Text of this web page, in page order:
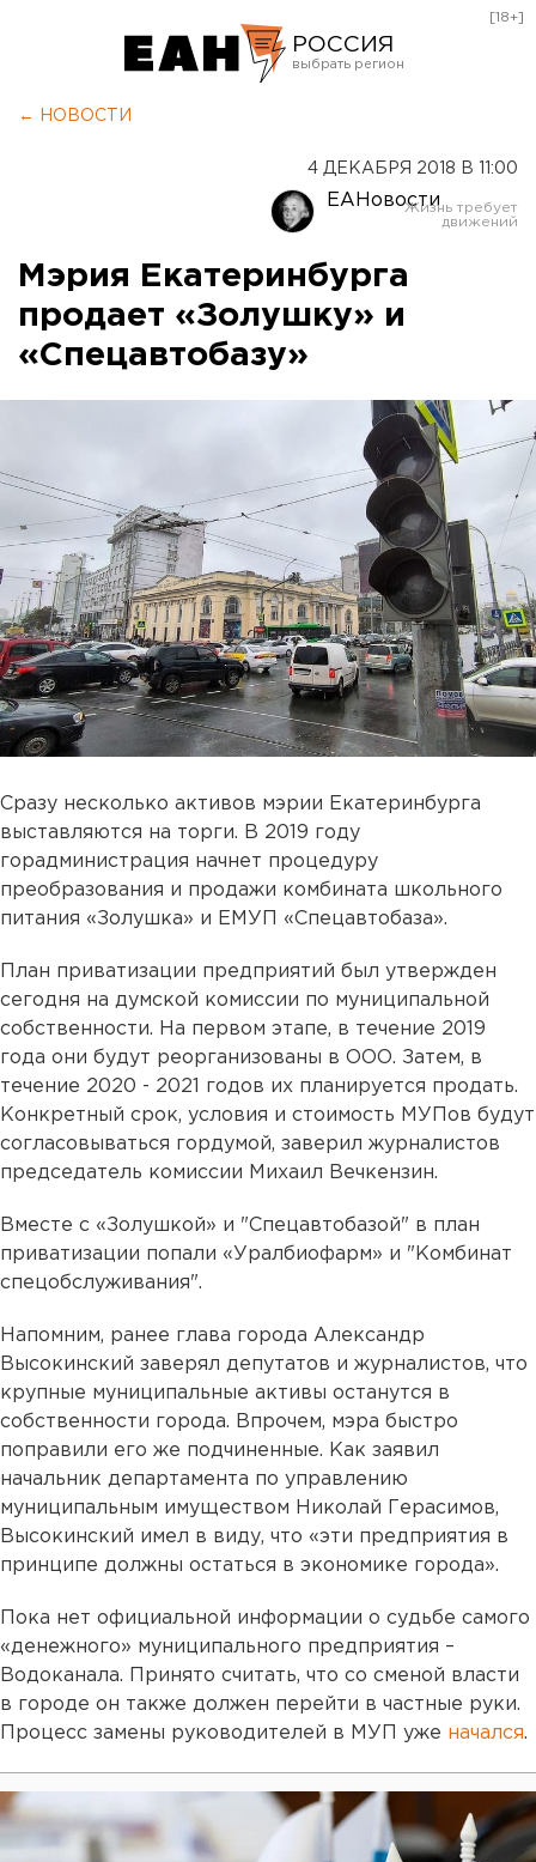
РОССИЯ
Оренбург
[18+]
← НОВОСТИ
4 ДЕКАБРЯ 2018 В 11:00
ЕАНовости
Мэрия Екатеринбурга
продает «Золушку» и
«Спецавтобазу»
Сразу несколько активов мэрии Екатеринбурга
выставляются на торги. В 2019 году
горадминистрация начнет процедуру
преобразования и продажи комбината школьного
питания «Золушка» и ЕМУП «Спецавтобаза».
План приватизации предприятий был утвержден
сегодня на думской комиссии по муниципальной
собственности. На первом этапе, в течение 2019
года они будут реорганизованы в ООО. Затем, в
течение 2020 - 2021 годов их планируется продать.
Конкретный срок, условия и стоимость МУПов будут
согласовываться гордумой, заверил журналистов
председатель комиссии Михаил Вечкензин.
Вместе с «Золушкой» и "Спецавтобазой" в план
приватизации попали «Уралбиофарм» и "Комбинат
спецобслуживания".
Напомним, ранее глава города Александр
Высокинский заверял депутатов и журналистов, что
крупные муниципальные активы останутся в
собственности города. Впрочем, мэра быстро
поправили его же подчиненные. Как заявил
начальник департамента по управлению
муниципальным имуществом Николай Герасимов,
Высокинский имел в виду, что «эти предприятия в
принципе должны остаться в экономике города».
Пока нет официальной информации о судьбе самого
«денежного» муниципального предприятия –
Водоканала. Принято считать, что со сменой власти
в городе он также должен перейти в частные руки.
Процесс замены руководителей в МУП уже начался.